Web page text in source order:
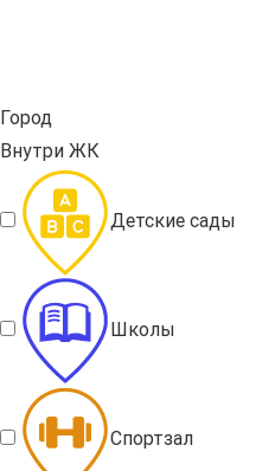
Город
Внутри ЖК
Детские сады
Школы
Спортзал